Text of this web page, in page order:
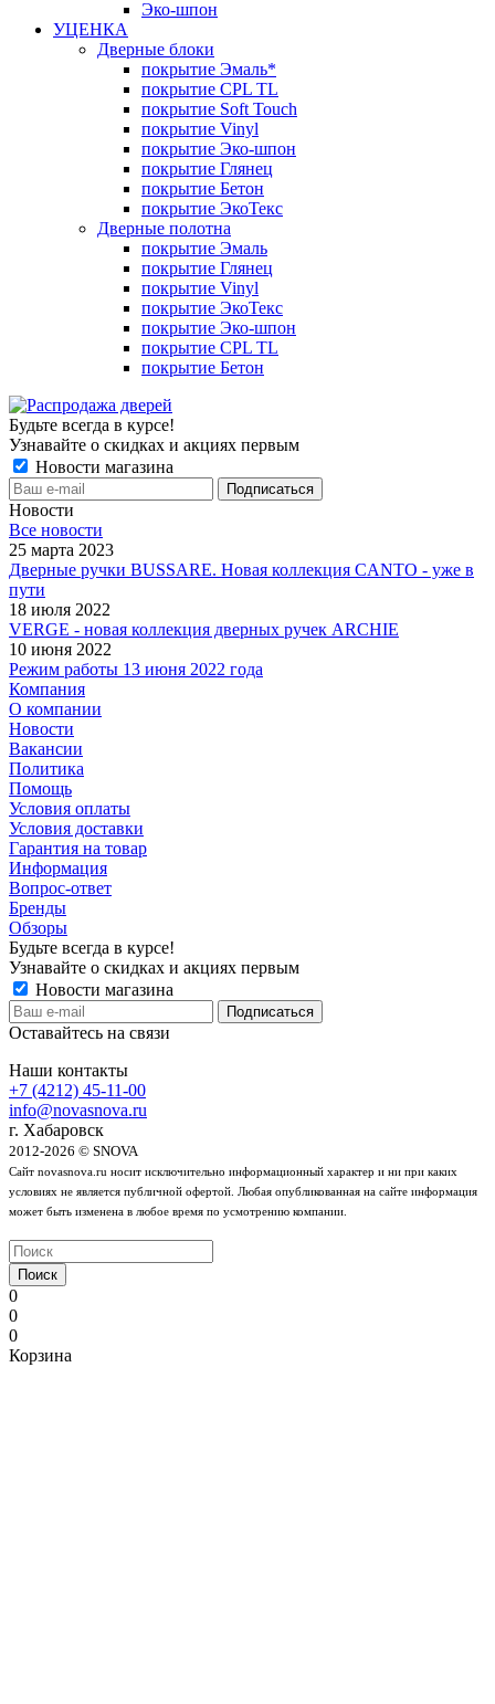
Эко-шпон
УЦЕНКА
Дверные блоки
покрытие Эмаль*
покрытие CPL TL
покрытие Soft Touch
покрытие Vinyl
покрытие Эко-шпон
покрытие Глянец
покрытие Бетон
покрытие ЭкоТекс
Дверные полотна
покрытие Эмаль
покрытие Глянец
покрытие Vinyl
покрытие ЭкоТекс
покрытие Эко-шпон
покрытие CPL TL
покрытие Бетон
Будьте всегда в курсе!
Узнавайте о скидках и акциях первым
Новости магазина
Новости
Все новости
25 марта 2023
Дверные ручки BUSSARE. Новая коллекция CANTO - уже в
пути
18 июля 2022
VERGE - новая коллекция дверных ручек ARCHIE
10 июня 2022
Режим работы 13 июня 2022 года
Компания
О компании
Новости
Вакансии
Политика
Помощь
Условия оплаты
Условия доставки
Гарантия на товар
Информация
Вопрос-ответ
Бренды
Обзоры
Будьте всегда в курсе!
Узнавайте о скидках и акциях первым
Новости магазина
Оставайтесь на связи
Наши контакты
+7 (4212) 45-11-00
info@novasnova.ru
г. Хабаровск
2012-2026 © SNOVA
Сайт novasnova.ru носит исключительно информационный характер и ни при каких
условиях не является публичной офертой. Любая опубликованная на сайте информация
может быть изменена в любое время по усмотрению компании.
Поиск
0
0
0
Корзина